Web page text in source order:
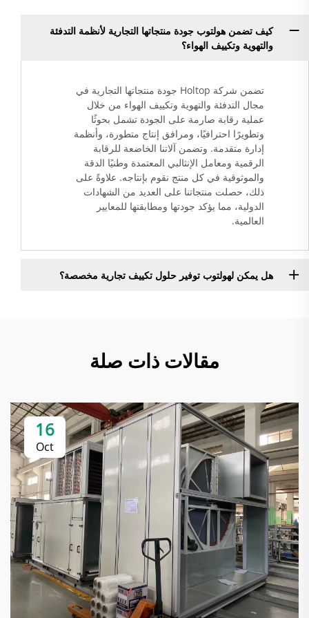
كيف تضمن هولتوب جودة منتجاتها التجارية لأنظمة التدفئة
والتهوية وتكييف الهواء؟
تضمن شركة Holtop جودة منتجاتها التجارية في
مجال التدفئة والتهوية وتكييف الهواء من خلال
عملية رقابة صارمة على الجودة تشمل بحوثًا
وتطويرًا احترافيًا، ومرافق إنتاج متطورة، وأنظمة
إدارة متقدمة. وتضمن آلاتنا الخاضعة للرقابة
الرقمية ومعامل الإنثالبي المعتمدة وطنيًا الدقة
والموثوقية في كل منتج نقوم بإنتاجه. علاوةً على
ذلك، حصلت منتجاتنا على العديد من الشهادات
الدولية، مما يؤكد جودتها ومطابقتها للمعايير
العالمية.
هل يمكن لهولتوب توفير حلول تكييف تجارية مخصصة؟
مقالات ذات صلة
16
Oct